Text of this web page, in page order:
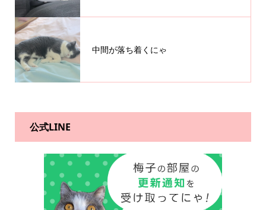
中間が落ち着くにゃ
公式LINE